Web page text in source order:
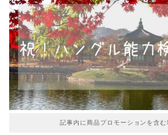
記事内に商品プロモーションを含